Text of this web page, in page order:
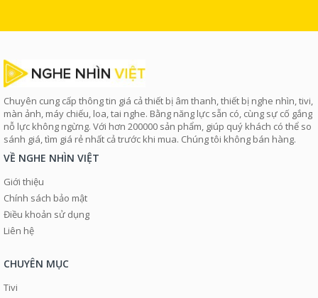
Chuyên cung cấp thông tin giá cả thiết bị âm thanh, thiết bị nghe nhìn, tivi,
màn ảnh, máy chiếu, loa, tai nghe. Bằng năng lực sẵn có, cùng sự cố gắng
nỗ lực không ngừng. Với hơn 200000 sản phẩm, giúp quý khách có thể so
sánh giá, tìm giá rẻ nhất cả trước khi mua. Chúng tôi không bán hàng.
VỀ NGHE NHÌN VIỆT
Giới thiệu
Chính sách bảo mật
Điều khoản sử dụng
Liên hệ
CHUYÊN MỤC
Tivi